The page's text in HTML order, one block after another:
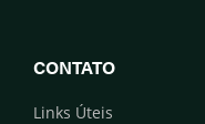
CONTATO
Links Úteis